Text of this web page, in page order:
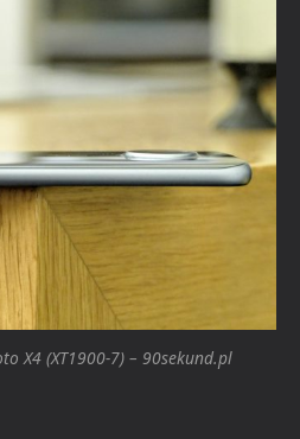
X4 (XT1900-7) – 90sekund.pl